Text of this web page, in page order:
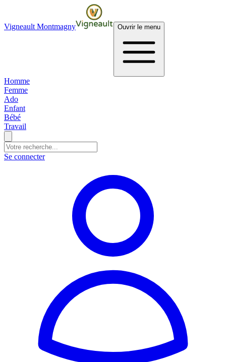
Vigneault Montmagny Ouvrir le menu
Homme
Femme
Ado
Enfant
Bébé
Travail
Se connecter